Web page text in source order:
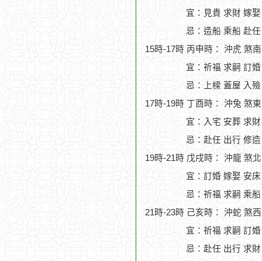
宜：見貴 求財 嫁
忌：造船 乘船 赴
15時-17時 丙申時： 沖虎 煞
宜：祈福 求嗣 訂
忌：上樑 蓋屋 入殮
17時-19時 丁酉時： 沖兔 煞
宜：入宅 安葬 求
忌：赴任 出行 修造
19時-21時 戊戌時： 沖龍 煞
宜：訂婚 嫁娶 安
忌：祈福 求嗣 乘船
21時-23時 己亥時： 沖蛇 煞
宜：祈福 求嗣 訂
忌：赴任 出行 求